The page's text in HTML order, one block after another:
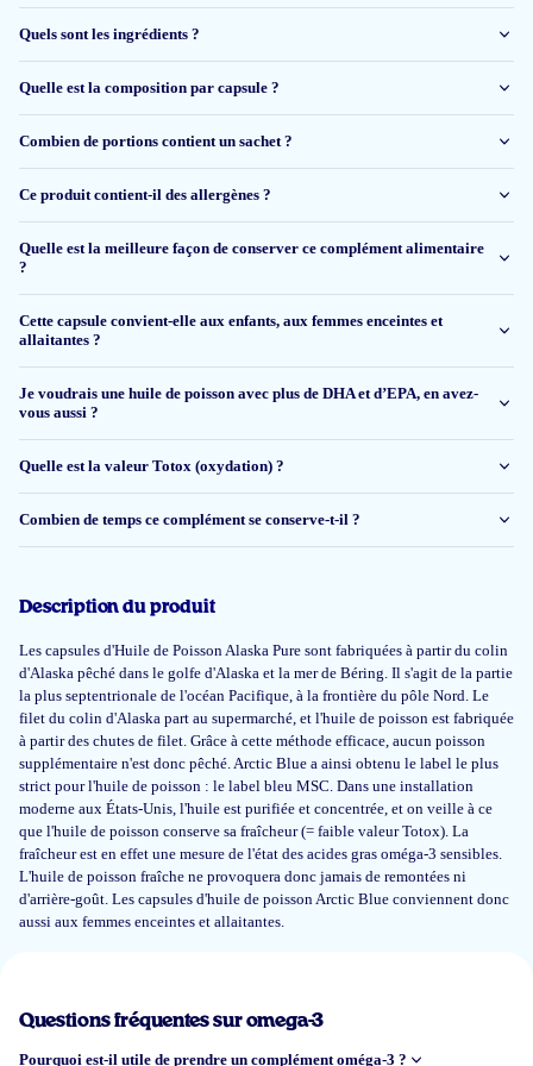
Very good product! I like! And i prefer anyone!
Eriks Vorza
26 févr 2026
Fanny
26 janv 2026
Overzichtelijke site met nodige informatie en vlugge levering
13 janv 2026
Zeer tevreden van deze capsules. Ik neem de kleinere ondertussen al jaren.
De producten van Arctic Blue zijn duidelijk van zeer goede kwaliteit!
Anouk Verkempinck
Ik vind het een goed product, wat hogere dosering, dus beter naar mijn
mening.Geen klachten.
Quels sont les ingrédients ?
Quelle est la composition par capsule ?
Combien de portions contient un sachet ?
Ce produit contient-il des allergènes ?
Quelle est la meilleure façon de conserver ce complément alimentaire
?
Cette capsule convient-elle aux enfants, aux femmes enceintes et
allaitantes ?
Je voudrais une huile de poisson avec plus de DHA et d’EPA, en avez-
vous aussi ?
Quelle est la valeur Totox (oxydation) ?
Combien de temps ce complément se conserve-t-il ?
Description du produit
Les capsules d'Huile de Poisson Alaska Pure sont fabriquées à partir du colin
d'Alaska pêché dans le golfe d'Alaska et la mer de Béring. Il s'agit de la partie
la plus septentrionale de l'océan Pacifique, à la frontière du pôle Nord. Le
filet du colin d'Alaska part au supermarché, et l'huile de poisson est fabriquée
à partir des chutes de filet. Grâce à cette méthode efficace, aucun poisson
supplémentaire n'est donc pêché. Arctic Blue a ainsi obtenu le label le plus
strict pour l'huile de poisson : le label bleu MSC. Dans une installation
moderne aux États-Unis, l'huile est purifiée et concentrée, et on veille à ce
que l'huile de poisson conserve sa fraîcheur (= faible valeur Totox). La
fraîcheur est en effet une mesure de l'état des acides gras oméga-3 sensibles.
L'huile de poisson fraîche ne provoquera donc jamais de remontées ni
d'arrière-goût. Les capsules d'huile de poisson Arctic Blue conviennent donc
aussi aux femmes enceintes et allaitantes.
Questions fréquentes sur omega-3
Pourquoi est-il utile de prendre un complément oméga-3 ?